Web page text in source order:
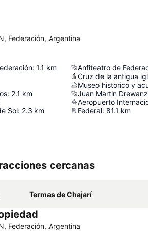
Federación, Argentina
: 1.1 km
: 2.1 km
Sol: 2.3 km
Anfiteatro de
Museo historico y
Juan Martin Drewanz
Federal: 81.1 km
cercanas
Termas de Chajarí
Federación, Argentina